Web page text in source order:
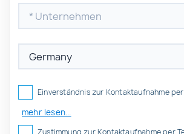
Einverständnis zur Kontaktaufnahme
mehr lesen...